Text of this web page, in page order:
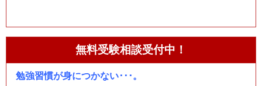
無料受験相談受付中！
勉強習慣が身につかない･･･。